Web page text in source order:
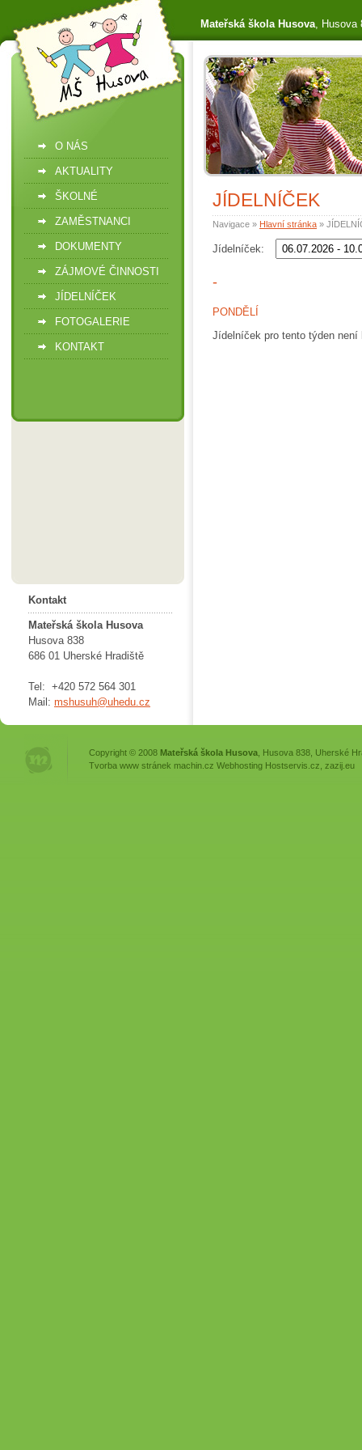
Mateřská škola Husova, Husova
JÍDELNÍČEK
Navigace » Hlavní stránka »
Jídelníček:
-
PONDĚLÍ
Jídelníček pro tento týden není
O NÁS
AKTUALITY
ŠKOLNÉ
ZAMĚSTNANCI
DOKUMENTY
ZÁJMOVÉ ČINNOSTI
JÍDELNÍČEK
FOTOGALERIE
KONTAKT
Kontakt
Mateřská škola Husova
Husova 838
686 01 Uherské Hradiště
Tel: +420 572 564 301
Mail: mshusuh@uhedu.cz
Copyright © 2008 Mateřská škola Husova , Husova 838, Uherské
Tvorba www stránek machin.cz Webhosting Hostservis.cz zazij.eu